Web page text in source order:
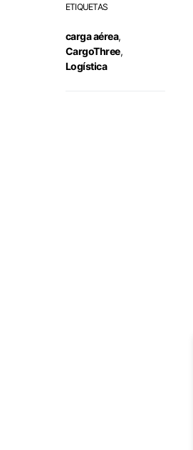
ETIQUETAS
carga aérea,
CargoThree,
Logística